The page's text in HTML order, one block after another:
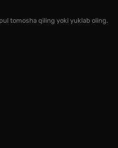
tomosha qiling yoki yuklab oling.